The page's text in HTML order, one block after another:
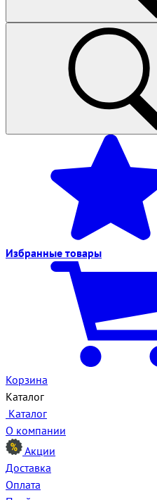
Избранные товары
Корзина
Каталог
Каталог
О компании
Акции
Доставка
Оплата